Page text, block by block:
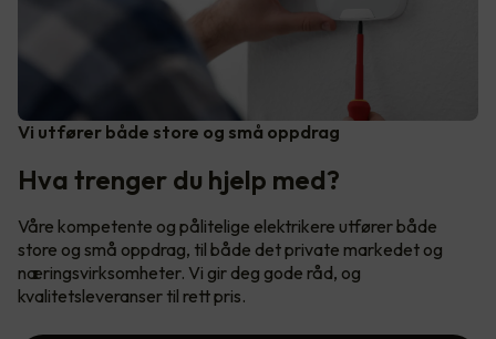
Vi utfører både store og små oppdrag
Hva trenger du hjelp med?
Våre kompetente og pålitelige elektrikere utfører både
store og små oppdrag, til både det private markedet og
næringsvirksomheter. Vi gir deg gode råd, og
kvalitetsleveranser til rett pris.